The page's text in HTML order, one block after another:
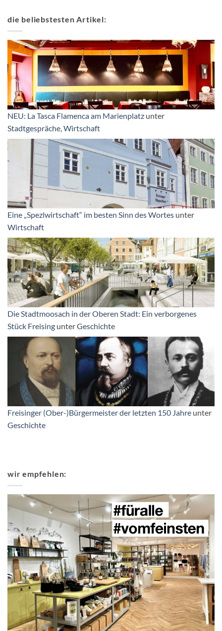
die beliebstesten Artikel:
NEU: La Tasca Flamenca am Marienplatz unter
Stadtgespräche Wirtschaft
Eine „Spezlwirtschaft“ im besten Sinn des Wortes unter
Wirtschaft
Die Stadtmoosach in der Oberen Stadt: Ein verborgenes
Stück Freising unterGeschichte
Freisinger (Ober-)Bürgermeister der letzten 150 Jahre unter
Geschichte
wir empfehlen: